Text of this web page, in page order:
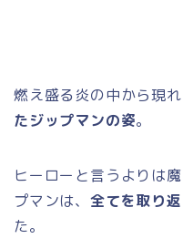
燃え盛る炎の中から現れ
たジップマンの姿。
ヒーローと言うよりは
プマンは、 全てを取り
た。